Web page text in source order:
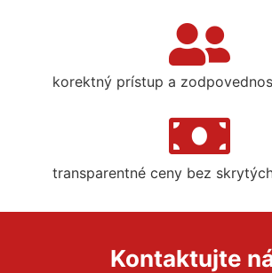
korektný prístup a
transparentné ceny bez
Kontaktujte